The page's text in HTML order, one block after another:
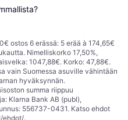
ostos 6 erässä: 5 erää à 174,65€
Nimelliskorko 17,50%,
1047,88€. Korko: 47,88€.
vain Suomessa asuville vähintään
hyväksynnän.
summa riippuu
Klarna Bank AB (publ),
556737-0431. Katso ehdot
ehdot/.